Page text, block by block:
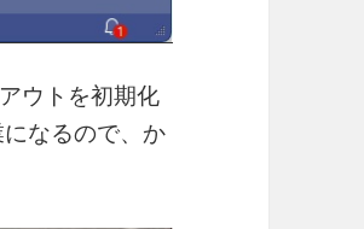
ウトを初期化
なるので、か